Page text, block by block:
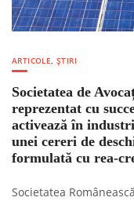
ARTICOLE,ȘTIRI
Societatea de
reprezentat cu
activează în
unei cereri de
formulată cu rea-
Societatea